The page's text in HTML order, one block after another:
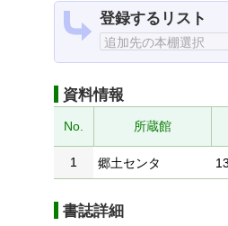
登録するリスト
資料情報
No. 所蔵館
1 郷土センタ
書誌詳細